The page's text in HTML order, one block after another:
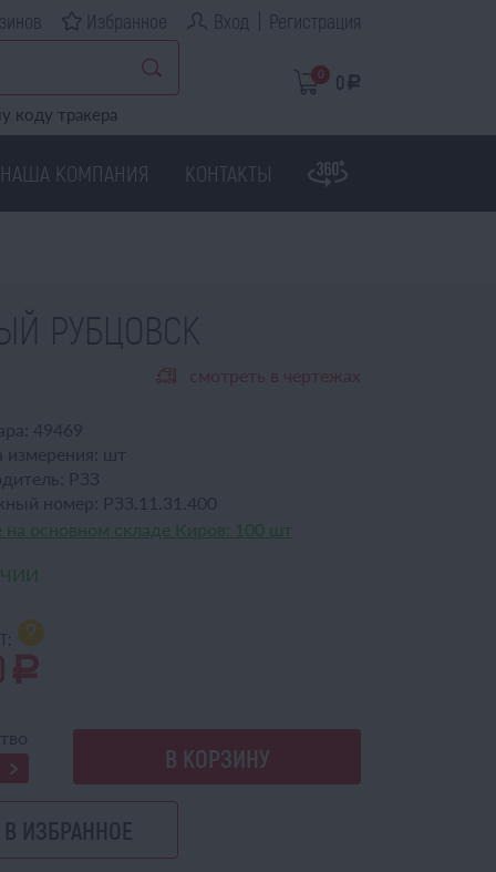
Избранное Вход Регистрация
коду тракера
0 0 a
НАША КОМПАНИЯ КОНТАКТЫ
РУБЦОВСК
смотреть в чертежах
49469
шт
РЗЗ
номер: РЗЗ.11.31.400
основном складе Киров: 100 шт
a
В КОРЗИНУ
В ИЗБРАННОЕ